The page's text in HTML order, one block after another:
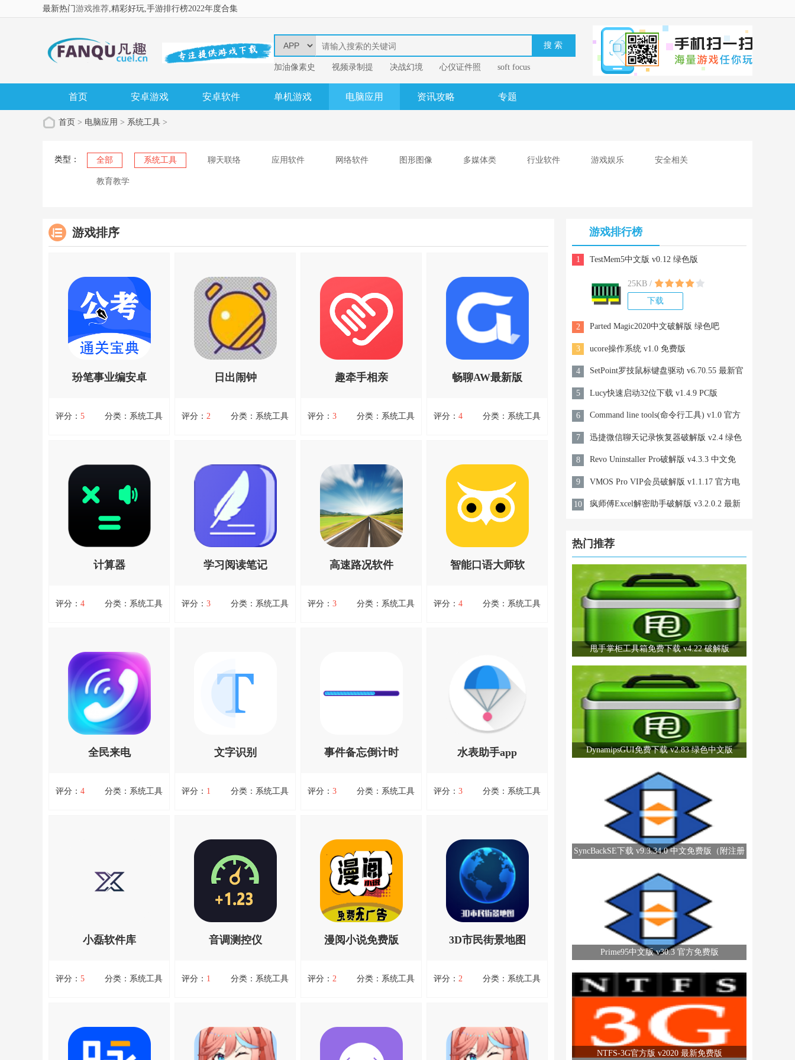
最新热门游戏推荐,精彩好玩,手游排行榜2022年度合集
加油像素史 视频录制提 决战幻境 心仪证件照
soft focus
幂果音频格
首页 安卓游戏 安卓软件 单机游戏 电脑应用 资讯攻略 专题
首页 > 电脑应用 > 系统工具 >
类型： 全部 系统工具 聊天联络 应用软件 网络软件 图形图像 多媒体类 行业软件 游戏娱乐 安全相关
教育教学
游戏排序
玢笔事业编安卓
版
评分： 5 分类：系统工具
玢笔事业编安卓版，玢笔事业
编安卓版是一款专为事业单位
考试备考而设计的移动学习软
件。它集成了丰富的题库资
模拟考试，帮助考生高效备
考，提升考试成绩。玢笔事业
编安卓版提供了全面的事业单
位考试内容，涵...资源均来自
官网，请放心下载。
查看详情
日出闹钟
评分： 2 分类：系统工具
日出闹钟，日出闹钟是一款十
分不错的手机实用工具，各种
精准的趣味，各种信息一目了
然。功能非常多，不像是其它
的闹钟都是以固定的时间设置
闹铃，对于日出月落的时间进
行全方位的关注，并且还能够
为你进行闹钟的设定，使用方
便...资源均来自官网，请放心
下载。
查看详情
趣牵手相亲
评分： 3 分类：系统工具
趣牵手相亲，趣牵手相亲是一
个大型的线上相亲平台，在这
里，在这里你可以使用最轻
松、最舒适的交友方式进行交
友，还可以发布自己的动态、
关注他人动态。你可以选择自
己想要相亲的类型，系统智能
搜索，帮您匹配到最合适的
Ta，我...资源均来自官网，请
放心下载。
查看详情
畅聊AW最新版
评分： 4 分类：系统工具
畅聊AW最新版，畅聊AW最
新版软件的功能十分强大，为
我们的生活交友更便利，APP
提供了十几种语言，拥有非常
好用的语言翻译功能，用户们
在这里可以认识来自各个国家
的国际友人，让你可以轻轻松
松实现跨语言的社交。并且还
能通过...资源均来自官网，请
放心下载。
查看详情
计算器
评分： 4 分类：系统工具
计算器，计算器是一款手机计
算软件，计算各种各样的数
据。进行超多不同的计算，可
对任意数字进行计算、日常加
减乘除换算等功能，而且软件
优势十分的高效，轻松就可以
去帮助用户解决超多不同的计
算问题。界面简约无广告打
扰，...资源均来自官网，请放
查看详情
学习阅读笔记
评分： 3 分类：系统工具
旨在帮助用户更好地记录、整
理和查找学习阅读过程中的重
术支持团队，为用户提供全方
本、图...资源均来自官网，请
放心下载。
查看详情
高速路况软件
评分： 3 分类：系统工具
确的道路信息，该软件旨在帮
采集技...资源均来自官网，请
放心下载。
智能口语大师软
件
评分： 4 分类：系统工具
引擎的英语口语练习软件，该
软件致力于为用户提供全方
位、个性化的口语学习环境，
旨在帮助用户提高口语表达能
力，提升英语口语水平。智能
口语大师app利用先进的AI技
术，为...资源均来自官网，请
放心下载。
查看详情
全民来电
评分： 4 分类：系统工具
软件中的资源非常的丰富，还
可以在这里为亲密的好友、家
得...资源均来自官网，请放心
查看详情
文字识别
评分： 1 分类：系统工具
文字识别，文字识别是一款轻
便实用的文本内容识别软件，
完成后自动开启编辑，可以识
别各种形式的文档，它还可以
可以直接选择手机相册里的照
片，也可以调用相机，现拍现
识别。之后还可以手动指定区
域，如文本和图片，完成后就
能...资源均来自官网，请放心
查看详情
事件备忘倒计时
评分： 3 分类：系统工具
事件备忘倒计时，事件备忘倒
计时是一款非常便捷实用操作
简单的手机备忘记录软件，用
户们通过“事件备忘倒计时”可
以合理规划设置备忘事项，让
你轻松设置倒计时的项目，事
件都可以一键添加，而且不同
的事件可以选择不同的图标，
让你轻...资源均来自官网，请
放心下载。
查看详情
水表助手app
评分： 3 分类：系统工具
水表助手app，水表助手app是
一款专注于快递物流查询的移
动应用。通过该应用，用户可
以轻松查询各类快递公司的物
流信息，实时掌握包裹的运输
状态，方便快捷地管理自己的
快递订单。水表助手app支持
国内外多家主流快递公司，
包...资源均来自官网，请放心
下载。
查看详情
小磊软件库
评分： 5 分类：系统工具
小磊软件库，小磊软件库能够
为用户提供各种不同的软件资
源，并且都是完全免费提供给
查看详情
音调测控仪
评分： 1 分类：系统工具
音调测控仪，音调测控仪是一
款专业的音频测量工具，用于
测量和调整音频信号的各项参
查看详情
漫阅小说免费版
评分： 2 分类：系统工具
漫阅小说免费版，漫阅小说免
费版是一款专为小说爱好者打
造的阅读应用，提供海量优质
查看详情
3D市民街景地图
评分： 2 分类：系统工具
3D市民街景地图，3D市民街
景地图是一款集高清街景、
3D地图浏览与导航功能于一
查看详情
游戏排行榜
1 TestMem5中文版 v0.12 绿色版
25KB /
下载
2 Parted Magic2020中文破解版 绿色吧
3 ucore操作系统 v1.0 免费版
4 SetPoint罗技鼠标键盘驱动 v6.70.55 最新官
方版
5 Lucy快速启动32位下载 v1.4.9 PC版
6 Command line tools(命令行工具) v1.0 官方
版
7 迅捷微信聊天记录恢复器破解版 v2.4 绿色
中文版
8 Revo Uninstaller Pro破解版 v4.3.3 中文免
费版
9 VMOS Pro VIP会员破解版 v1.1.17 官方电
脑版
10 疯师傅Excel解密助手破解版 v3.2.0.2 最新
热门推荐
甩手掌柜工具箱免费下载 v4.22 破解版
DynamipsGUI免费下载 v2.83 绿色中文版
SyncBackSE下载 v9.3.34.0 中文免费版（附注册
Prime95中文版 v30.3 官方免费版
NTFS-3G官方版 v2020 最新免费版